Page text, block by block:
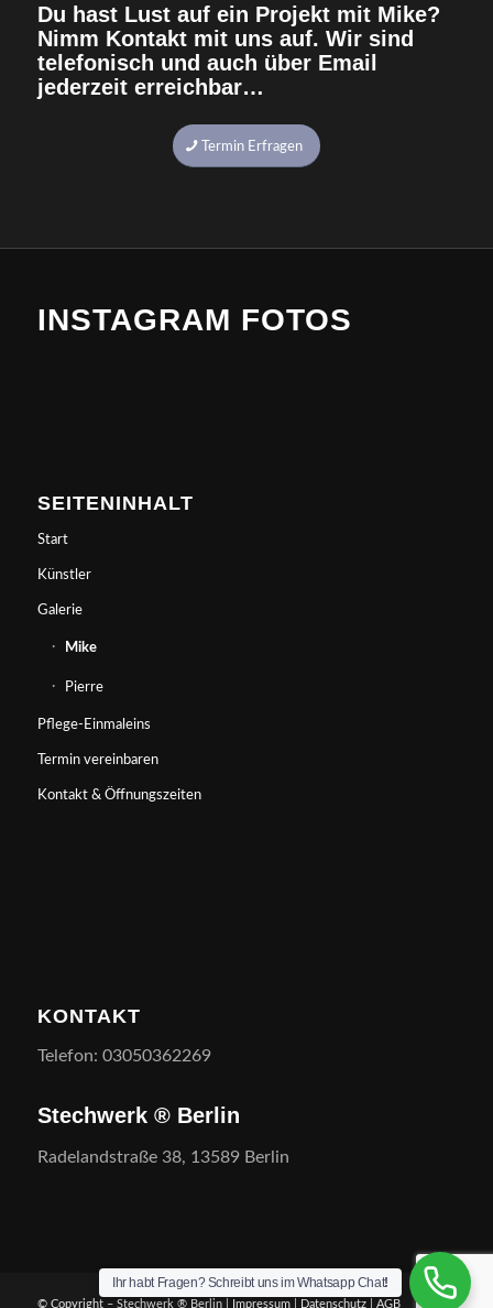
Du hast Lust auf ein Projekt mit Mike?
Nimm Kontakt mit uns auf. Wir sind
telefonisch und auch über Email
jederzeit erreichbar…
Termin Erfragen
INSTAGRAM FOTOS
SEITENINHALT
Start
Künstler
Galerie
Mike
Pierre
Pflege-Einmaleins
Termin vereinbaren
Kontakt & Öffnungszeiten
KONTAKT
Telefon: 03050362269
Stechwerk ® Berlin
Radelandstraße 38, 13589 Berlin
© Copyright – Stechwerk ® Berlin | Impressum| Datenschutz| AGB
Ihr habt Fragen? Schreibt uns im Whatsapp Chat!